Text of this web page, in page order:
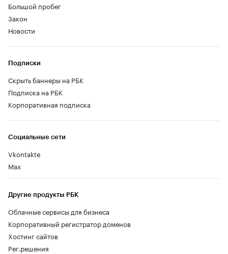
Большой пробег
Закон
Новости
Социальные сети
Vkontakte
Max
Другие продукты РБК
Облачные сервисы для бизнеса
Корпоративный регистратор доменов
Хостинг сайтов
Рег.решения
Подписки
Скрыть баннеры на РБК
Подписка на РБК
Корпоративная подписка